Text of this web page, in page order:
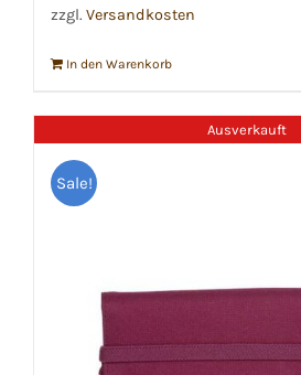
zzgl. Versandkosten
In den Warenkorb
Ausverkauft
Sale!